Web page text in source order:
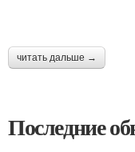
читать дальше →
Последние